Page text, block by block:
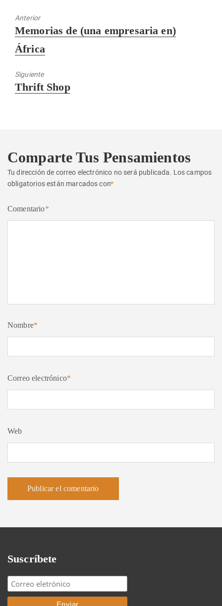
Anterior
Entrada
anterior:
Memorias de (una empresaria en)
África
Siguiente
Entrada
Thrift Shop
Comparte Tus Pensamientos
Tu dirección de correo electrónico no será publicada. Los campos
obligatorios están marcados con*
Comentario*
Nombre*
Correo electrónico*
Web
Suscríbete